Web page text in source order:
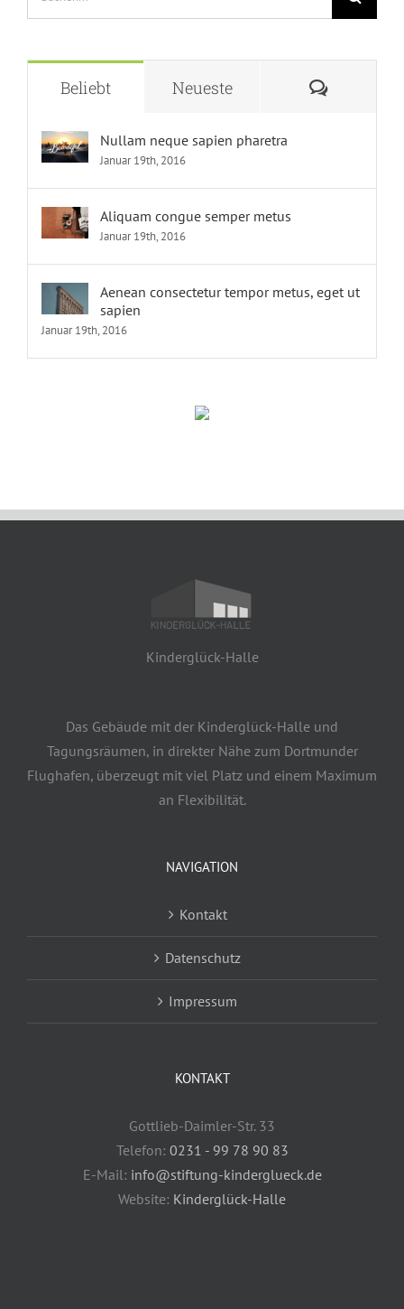
Beliebt Neueste
Nullam neque sapien pharetra
Januar 19th, 2016
Aliquam congue semper metus
Januar 19th, 2016
Aenean consectetur tempor metus, eget ut
sapien
Januar 19th, 2016
Kinderglück-Halle
Das Gebäude mit der Kinderglück-Halle und
Tagungsräumen, in direkter Nähe zum Dortmunder
Flughafen, überzeugt mit viel Platz und einem Maximum
an Flexibilität.
NAVIGATION
Kontakt
Datenschutz
Impressum
KONTAKT
Gottlieb-Daimler-Str. 33
Telefon: 0231 - 99 78 90 83
E-Mail: info@stiftung-kinderglueck.de
Website: Kinderglück-Halle